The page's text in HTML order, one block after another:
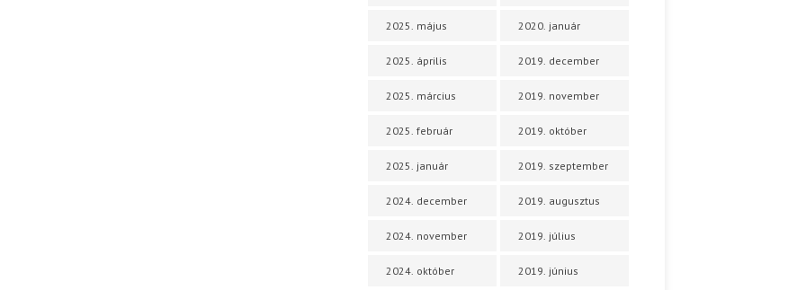
2025. május
2025. április
2025. március
2025. február
2025. január
2024. december
2024. november
2024. október
2020. január
2019. december
2019. november
2019. október
2019. szeptember
2019. augusztus
2019. július
2019. június